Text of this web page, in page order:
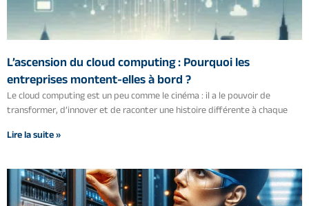
L’ascension du cloud computing : Pourquoi les
entreprises montent-elles à bord ?
Le cloud computing est un peu comme le cinéma : il a le pouvoir de
transformer, d’innover et de raconter une histoire différente à chaque
Lire la suite »